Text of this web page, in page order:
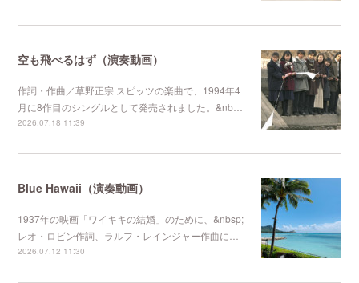
空も飛べるはず（演奏動画）
作詞・作曲／草野正宗 スピッツの楽曲で、1994年4
月に8作目のシングルとして発売されました。&nb…
2026.07.18 11:39
Blue Hawaii（演奏動画）
1937年の映画「ワイキキの結婚」のために、&nbsp;
レオ・ロビン作詞、ラルフ・レインジャー作曲に…
2026.07.12 11:30